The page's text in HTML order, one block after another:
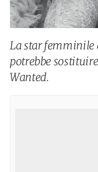
La star
potrebbe
Wanted.